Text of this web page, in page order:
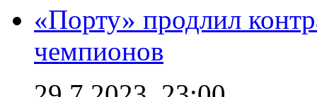
«Порту» продлил
чемпионов